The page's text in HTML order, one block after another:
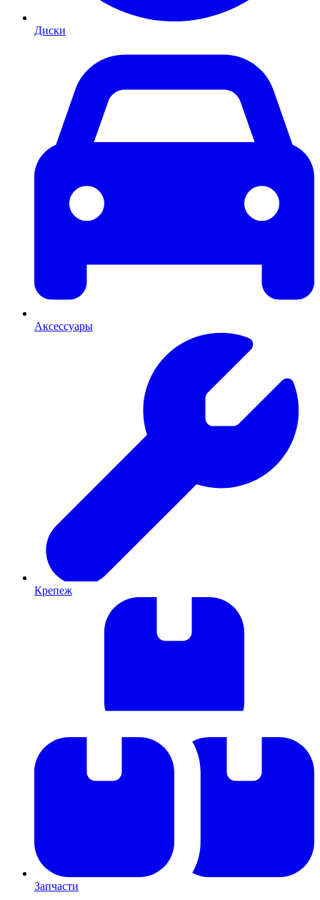
Диски
Аксессуары
Крепеж
Запчасти